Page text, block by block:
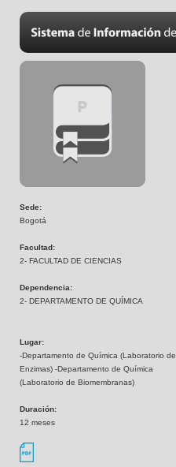
Sede:
Bogotá
Facultad:
2- FACULTAD DE CIENCIAS
Dependencia:
2- DEPARTAMENTO DE QUÍMICA
Lugar:
-Departamento de Química (Laboratorio de
Enzimas) -Departamento de Química
(Laboratorio de Biomembranas)
Duración:
12 meses